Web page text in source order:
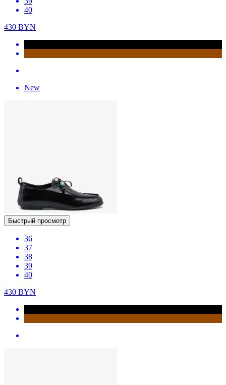
40
430 BYN
New
Быстрый просмотр
36
37
38
39
40
430 BYN